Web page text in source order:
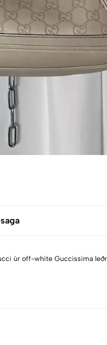
úr off-white Guccissima